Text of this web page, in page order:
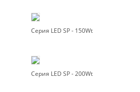
Серия LED SP - 150Wt
Серия LED SP - 200Wt